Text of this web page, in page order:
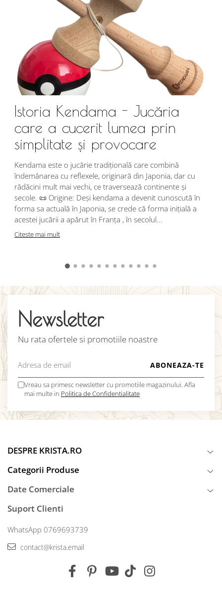
Istoria Kendama - Jucăria
care a cucerit lumea prin
simplitate și provocare
Kendama este o jucărie tradițională care combină
îndemânarea cu reflexele, originară din Japonia, dar cu
rădăcini mult mai vechi, ce traversează continente și
secole. 📜 Origine: Deși kendama a devenit cunoscută în
forma sa actuală în Japonia, se crede că forma inițială a
acestei jucării a apărut în Franța , în secolul...
Citeste mai mult
Newsletter
Nu rata ofertele si promotiile noastre
Vreau sa primesc newsletter cu promotiile magazinului. Afla
mai multe in Politica de Confidentialitate
DESPRE KRISTA.RO
Categorii Produse
Date Comerciale
Suport Clienti
WhatsApp 0769693739
contact@krista.email